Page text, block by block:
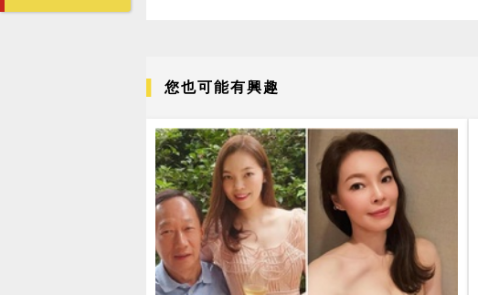
您也可能有興趣